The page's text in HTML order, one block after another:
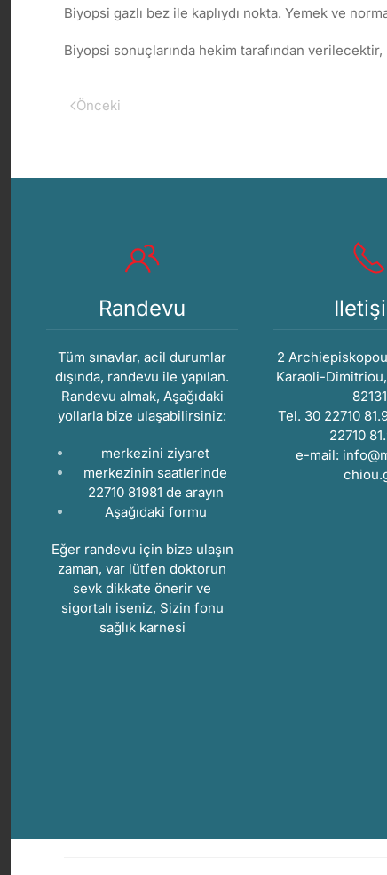
Biyopsi gazlı bez ile kaplıydı nokta. Yemek ve
Biyopsi sonuçlarında hekim tarafından verilecektir,
Önceki
Randevu
Tüm sınavlar, acil durumlar
dışında, randevu ile yapılan.
Randevu almak, Aşağıdaki
yollarla bize ulaşabilirsiniz:
merkezini ziyaret
merkezinin saatlerinde
22710 81981 de arayın
Aşağıdaki formu
Eğer randevu için bize ulaşın
zaman, var lütfen doktorun
sevk dikkate önerir ve
sigortalı iseniz, Sizin fonu
sağlık karnesi
2
Karaoli-Dimitriou,
82131
Tel. 30 22710
22710
e-mail: